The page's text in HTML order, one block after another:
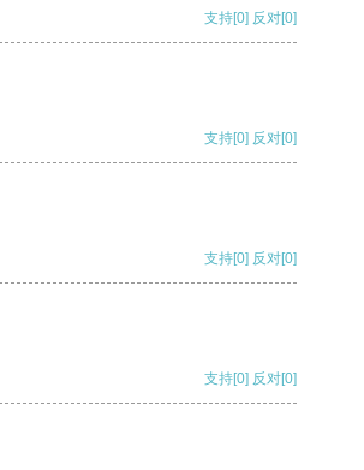
支持[0] 反对[0]
支持[0] 反对[0]
支持[0] 反对[0]
支持[0] 反对[0]